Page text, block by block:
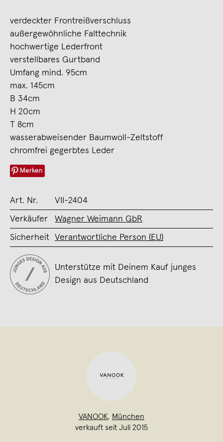
verdeckter Frontreißverschluss
außergewöhnliche Falttechnik
hochwertige Lederfront
verstellbares Gurtband
Umfang mind. 95cm
max. 145cm
B 34cm
H 20cm
T 8cm
wasserabweisender Baumwoll-Zeltstoff
chromfrei gegerbtes Leder
Merken
Art. Nr. VII-2404
Verkäufer Wagner Weimann GbR
Sicherheit Verantwortliche Person (EU)
Unterstütze mit Deinem Kauf junges
Design aus Deutschland
VANOOK, München
verkauft seit Juli 2015